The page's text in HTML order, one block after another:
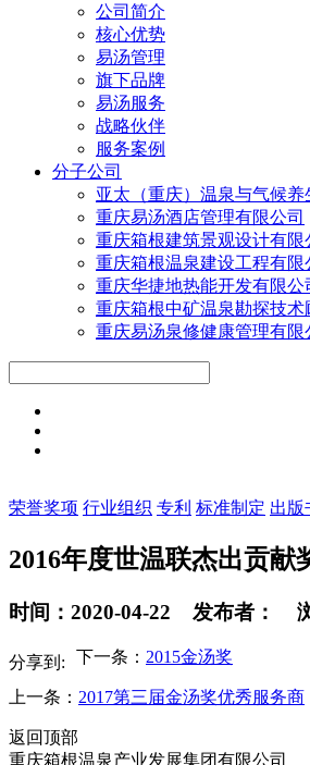
公司简介
核心优势
易汤管理
旗下品牌
易汤服务
战略伙伴
服务案例
分子公司
亚太（重庆）温泉与气候养
重庆易汤酒店管理有限公司
重庆箱根建筑景观设计有限
重庆箱根温泉建设工程有限
重庆华捷地热能开发有限公
重庆箱根中矿温泉勘探技术
重庆易汤泉修健康管理有限
荣誉奖项 行业组织 专利 标准制定 出版
2016年度世温联杰出贡献
时间：2020-04-22 发布者：
分享到: 下一条： 2015金汤奖
上一条： 2017第三届金汤奖优秀服务商
返回顶部
重庆箱根温泉产业发展集团有限公司